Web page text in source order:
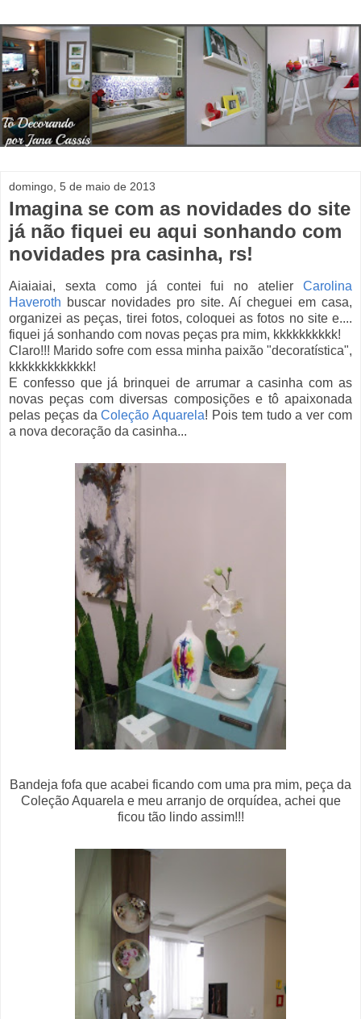
domingo, 5 de maio de 2013
Imagina se com as novidades do site
já não fiquei eu aqui sonhando com
novidades pra casinha, rs!
Aiaiaiai, sexta como já contei fui no atelier Carolina
Haveroth buscar novidades pro site. Aí cheguei em casa,
organizei as peças, tirei fotos, coloquei as fotos no site e....
fiquei já sonhando com novas peças pra mim, kkkkkkkkkk!
Claro!!! Marido sofre com essa minha paixão "decoratística",
kkkkkkkkkkkkk!
E confesso que já brinquei de arrumar a casinha com as
novas peças com diversas composições e tô apaixonada
pelas peças daColeção Aquarela! Pois tem tudo a ver com
a nova decoração da casinha...
Bandeja fofa que acabei ficando com uma pra mim, peça da
Coleção Aquarela e meu arranjo de orquídea, achei que
ficou tão lindo assim!!!